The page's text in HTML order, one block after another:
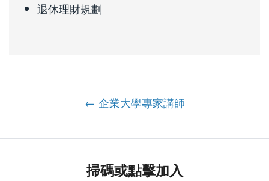
退休理財規劃
← 企業大學專家講師
掃碼或點擊加入